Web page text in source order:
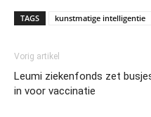
TAGS kunstmatige intelligentie
Vorig artikel
Leumi ziekenfonds zet
in voor vaccinatie